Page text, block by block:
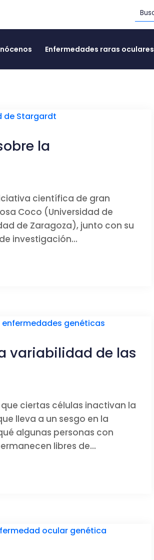
Enfermedades raras oculares
la
científica de gran
Coco (Universidad de
de Zaragoza), junto con su
investigación...
variabilidad de las
ciertas células inactivan la
lleva a un sesgo en la
algunas personas con
libres de...